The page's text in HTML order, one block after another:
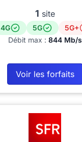
1 site
4G 5G
5G+
Débit max : 844 Mb/s
Voir les forfaits